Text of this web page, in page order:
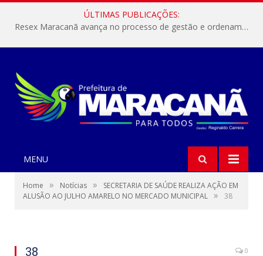
ÚLTIMAS PUBLICAÇÕES:
Resex Maracanã avança no processo de gestão e ordenamento do turismo em nossas áreas protegidas.
MENU
Home » Notícias »
SECRETARIA DE SAÚDE REALIZA AÇÃO EM
ALUSÃO AO JULHO AMARELO NO MERCADO MUNICIPAL » 38
38 0